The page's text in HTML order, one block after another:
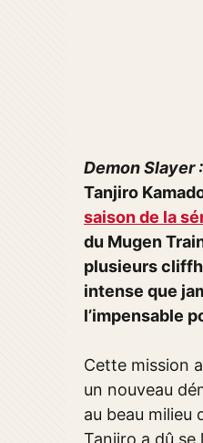
Demon Slayer
Tanjiro
saison de la
du Mugen
plusieurs
intense que
l’impensable
Cette mission
un nouveau
au beau milieu
Tanjiro a dû